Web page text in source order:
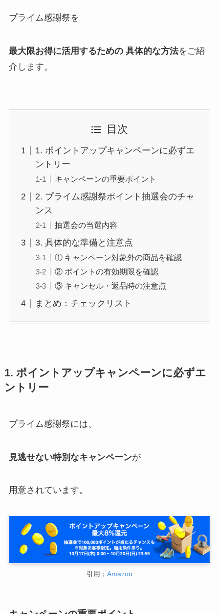
プライム感謝祭を
最大限お得に活用するための 具体的な方法をご紹
介します。
目次
1. ポイントアップキャンペーンに必ずエ
ントリー
キャンペーンの重要ポイント
2. プライム感謝祭ポイント抽選会のチャ
ンス
抽選会の当選内容
3. 具体的な準備と注意点
① キャンペーン対象外の商品を確認
② ポイントの有効期限を確認
③ キャンセル・返品時の注意点
まとめ：チェックリスト
1. ポイントアップキャンペーンに必ずエ
ントリー
プライム感謝祭には、
見逃せない特別なキャンペーンが
用意されています。
引用； Amazon